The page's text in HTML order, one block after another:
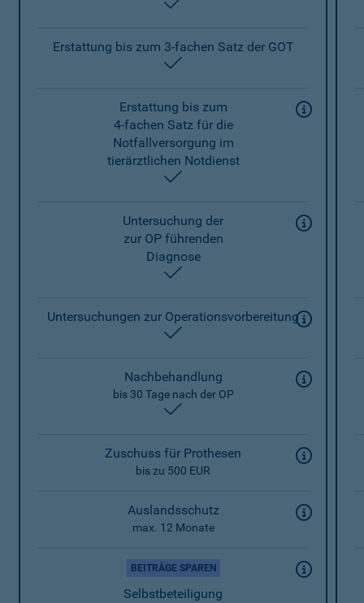
Erstattung bis zum 3-fachen Satz der GOT
Erstattung bis zum
4-fachen Satz für die
Notfallversorgung im
tierärztlichen Notdienst
Untersuchung der
zur OP führenden
Diagnose
Untersuchungen zur Operationsvorbereitung
Nachbehandlung
bis 30 Tage nach der OP
Zuschuss für Prothesen
bis zu 500 EUR
Auslandsschutz
max. 12 Monate
BEITRÄGE SPAREN
Selbstbeteiligung